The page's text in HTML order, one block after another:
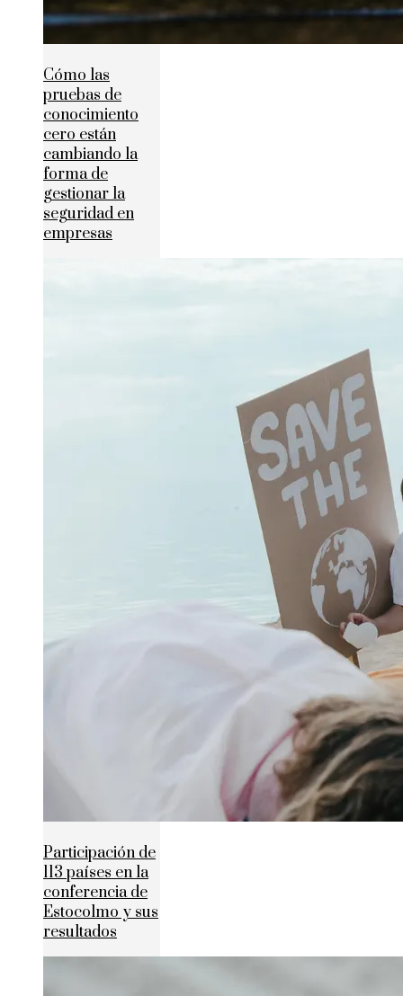
Cómo las
pruebas de
conocimiento
cero están
cambiando la
forma de
gestionar la
seguridad en
empresas
Participación de
113 países en la
conferencia de
Estocolmo y sus
resultados